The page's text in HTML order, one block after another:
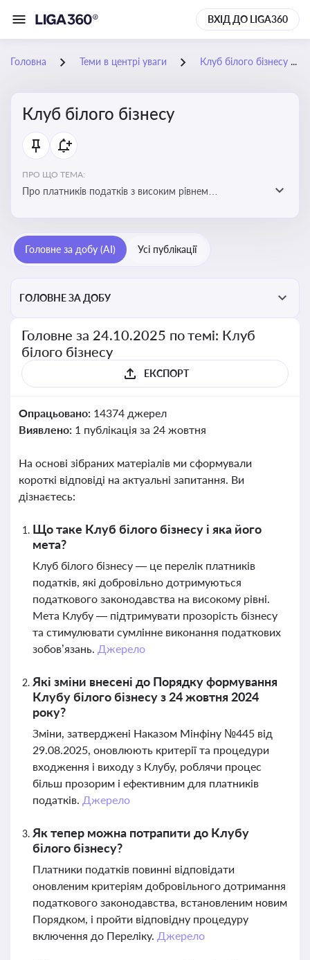
ВХІД ДО LIGA360
Головна Теми в центрі уваги Клуб білого бізнесу
Клуб білого бізнесу
ПРО ЩО ТЕМА:
Про платників податків з високим рівнем
Головне за добу (AI) Усі публікації
ГОЛОВНЕ ЗА ДОБУ
Головне за 24.10.2025 по темі: Клуб
білого бізнесу
ЕКСПОРТ
Опрацьовано: 14374 джерел
Виявлено: 1 публікація за 24 жовтня
На основі зібраних матеріалів ми сформували
короткі відповіді на актуальні запитання. Ви
дізнаєтесь:
Що таке Клуб білого бізнесу і яка його
мета?
Клуб білого бізнесу — це перелік платників
податків, які добровільно дотримуються
податкового законодавства на високому рівні.
Мета Клубу — підтримувати прозорість бізнесу
та стимулювати сумлінне виконання податкових
зобов’язань. Джерело
Які зміни внесені до Порядку формування
Клубу білого бізнесу з 24 жовтня 2024
року?
Зміни, затверджені Наказом Мінфіну №445 від
29.08.2025, оновлюють критерії та процедури
входження і виходу з Клубу, роблячи процес
більш прозорим і ефективним для платників
податків. Джерело
Як тепер можна потрапити до Клубу
білого бізнесу?
Платники податків повинні відповідати
оновленим критеріям добровільного дотримання
податкового законодавства, встановленим новим
Порядком, і пройти відповідну процедуру
включення до Переліку. Джерело